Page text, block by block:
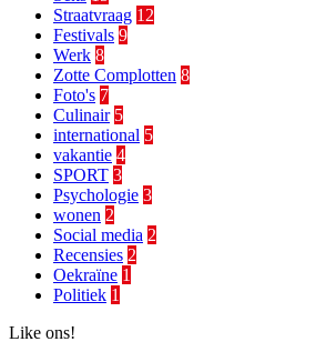
Straatvraag 12
Festivals 9
Werk 8
Zotte Complotten 8
Foto's 7
Culinair 5
international 5
vakantie 4
SPORT 3
Psychologie 3
wonen 2
Social media 2
Recensies 2
Oekraïne 1
Politiek 1
Like ons!